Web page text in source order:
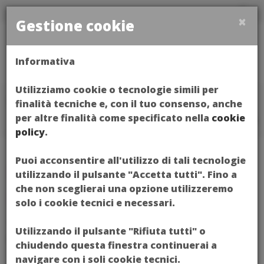
Gestione cookie ×
Informativa
Utilizziamo cookie o tecnologie simili per
finalità tecniche e, con il tuo consenso, anche
per altre finalità come specificato nella cookie
policy.
Puoi acconsentire all'utilizzo di tali tecnologie
utilizzando il pulsante "Accetta tutti". Fino a
che non sceglierai una opzione utilizzeremo
solo i cookie tecnici e necessari.
Utilizzando il pulsante "Rifiuta tutti" o
chiudendo questa finestra continuerai a
navigare con i soli cookie tecnici.
Home FOTOGRAFIA EUROPEA
FOTOGRAFIA
EUROPEA
Il Festival, che vede la sua prima edizione nel
2005, è dedicato alla fotografia, forma d'arte che